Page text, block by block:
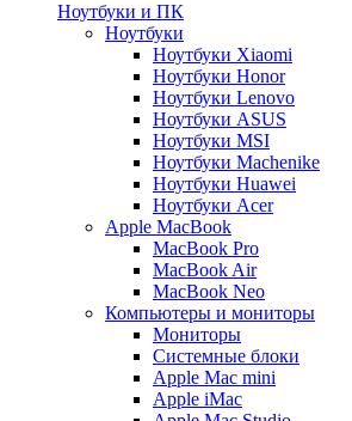
Ноутбуки и ПК
Ноутбуки
Ноутбуки Xiaomi
Ноутбуки Honor
Ноутбуки Lenovo
Ноутбуки ASUS
Ноутбуки MSI
Ноутбуки Machenike
Ноутбуки Huawei
Ноутбуки Acer
Apple MacBook
MacBook Pro
MacBook Air
MacBook Neo
Компьютеры и мониторы
Мониторы
Системные блоки
Apple Mac mini
Apple iMac